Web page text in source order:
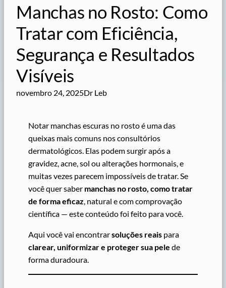
Manchas no Rosto: Como
Tratar com Eficiência,
Segurança e Resultados
Visíveis
novembro 24, 2025Dr Leb
Notar manchas escuras no rosto é uma das
queixas mais comuns nos consultórios
dermatológicos. Elas podem surgir após a
gravidez, acne, sol ou alterações hormonais, e
muitas vezes parecem impossíveis de tratar. Se
você quer saber manchas no rosto, como tratar
de forma eficaz , natural e com comprovação
científica — este conteúdo foi feito para você.
Aqui você vai encontrarsoluções reais para
clarear, uniformizar e proteger sua pele de
forma duradoura.